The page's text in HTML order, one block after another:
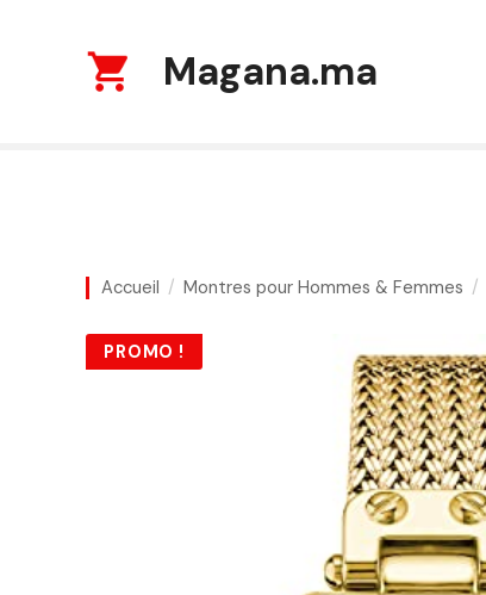
Magana.ma
Accueil Montres pour Hommes & Femmes
PROMO !